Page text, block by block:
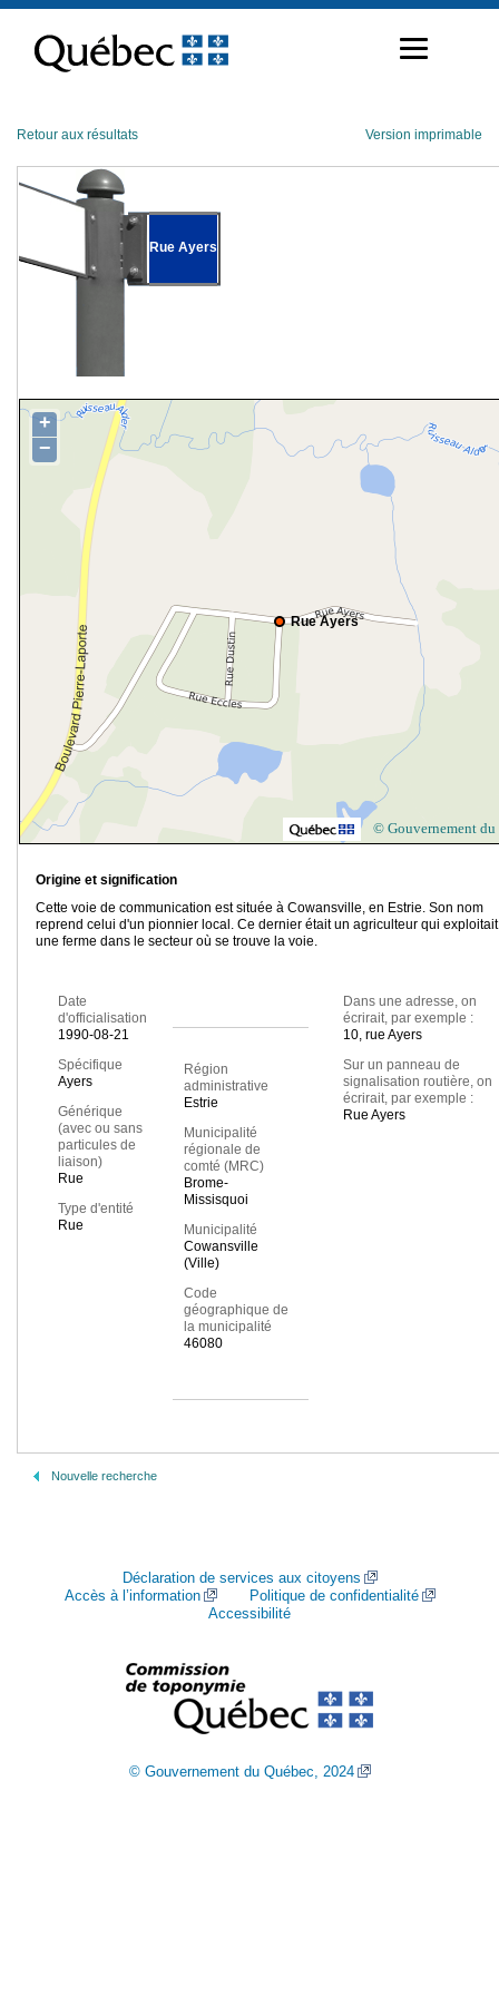
contenu
Retour aux résultats Version imprimable
Rue Ayers
Rue Ayers
+
−
© Gouvernement du
Origine et signification
Cette voie de communication est située à Cowansville, en Estrie. Son nom
reprend celui d'un pionnier local. Ce dernier était un agriculteur qui exploitait
une ferme dans le secteur où se trouve la voie.
Date
d'officialisation
1990-08-21
Spécifique
Ayers
Générique
(avec ou sans
particules de
liaison)
Rue
Type d'entité
Rue
Région
administrative
Estrie
Municipalité
régionale de
comté (MRC)
Brome-
Missisquoi
Municipalité
Cowansville
(Ville)
Code
géographique de
la municipalité
46080
Dans une adresse, on
écrirait, par exemple :
10, rue Ayers
Sur un panneau de
signalisation routière, on
écrirait, par exemple :
Rue Ayers
Nouvelle recherche
Déclaration de services aux citoyens
Accès à l’information
Politique de confidentialité
Accessibilité
© Gouvernement du Québec, 2024